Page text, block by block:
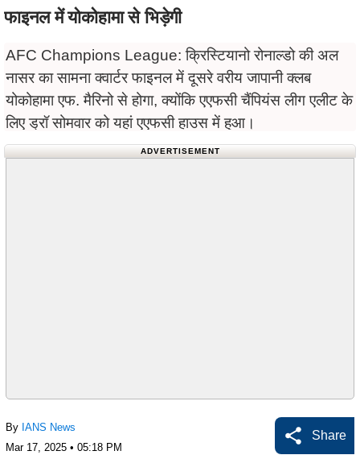
फाइनल में योकोहामा से भिड़ेगी
AFC Champions League: क्रिस्टियानो रोनाल्डो की अल
नासर का सामना क्वार्टर फाइनल में दूसरे वरीय जापानी क्लब
योकोहामा एफ. मैरिनो से होगा, क्योंकि एएफसी चैंपियंस लीग एलीट के
लिए ड्रॉ सोमवार को यहां एएफसी हाउस में हुआ।
ADVERTISEMENT
By IANS News
Mar 17, 2025 • 05:18 PM
Share